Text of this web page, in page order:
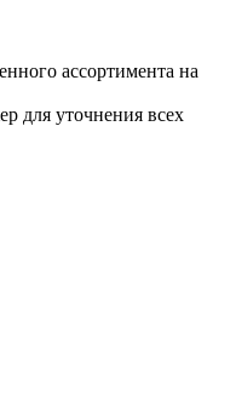
ассортимента на
для уточнения всех